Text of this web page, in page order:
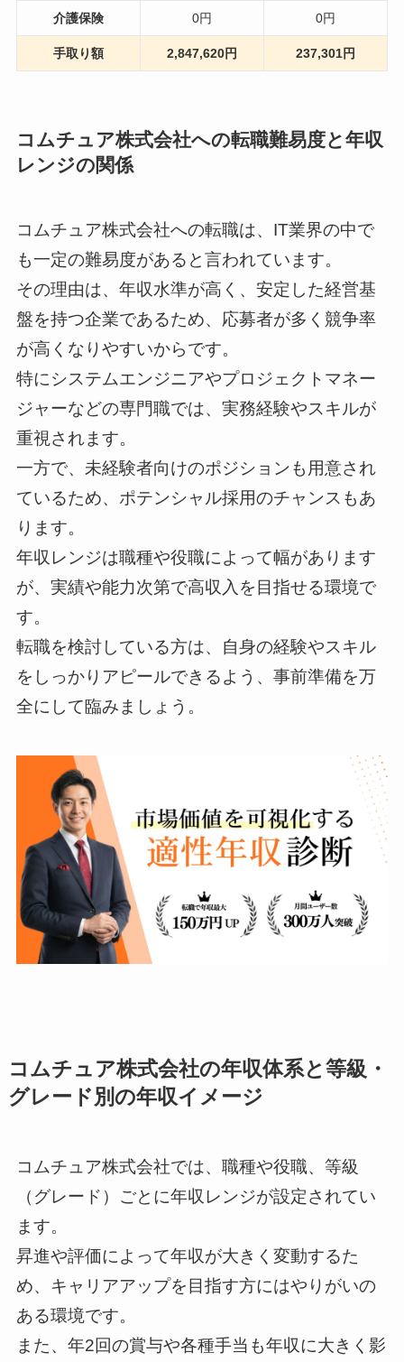
介護保険 0円 0円
手取り額 2,847,620円 237,301円
コムチュア株式会社への転職難易度と年収
レンジの関係
コムチュア株式会社への転職は、IT業界の中で
も一定の難易度があると言われています。
その理由は、年収水準が高く、安定した経営基
盤を持つ企業であるため、応募者が多く競争率
が高くなりやすいからです。
特にシステムエンジニアやプロジェクトマネー
ジャーなどの専門職では、実務経験やスキルが
重視されます。
一方で、未経験者向けのポジションも用意され
ているため、ポテンシャル採用のチャンスもあ
ります。
年収レンジは職種や役職によって幅があります
が、実績や能力次第で高収入を目指せる環境で
す。
転職を検討している方は、自身の経験やスキル
をしっかりアピールできるよう、事前準備を万
全にして臨みましょう。
コムチュア株式会社の年収体系と等級・
グレード別の年収イメージ
コムチュア株式会社では、職種や役職、等級
（グレード）ごとに年収レンジが設定されてい
ます。
昇進や評価によって年収が大きく変動するた
め、キャリアアップを目指す方にはやりがいの
ある環境です。
また、年2回の賞与や各種手当も年収に大きく影